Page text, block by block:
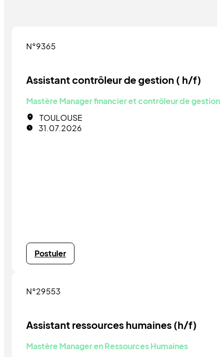
N°9365
Assistant contrôleur de gestion ( h/f)
Mastère Manager financier et contrôleur de gestion
TOULOUSE
31.07.2026
Postuler
N°29553
Assistant ressources humaines (h/f)
Mastère Manager en Ressources Humaines